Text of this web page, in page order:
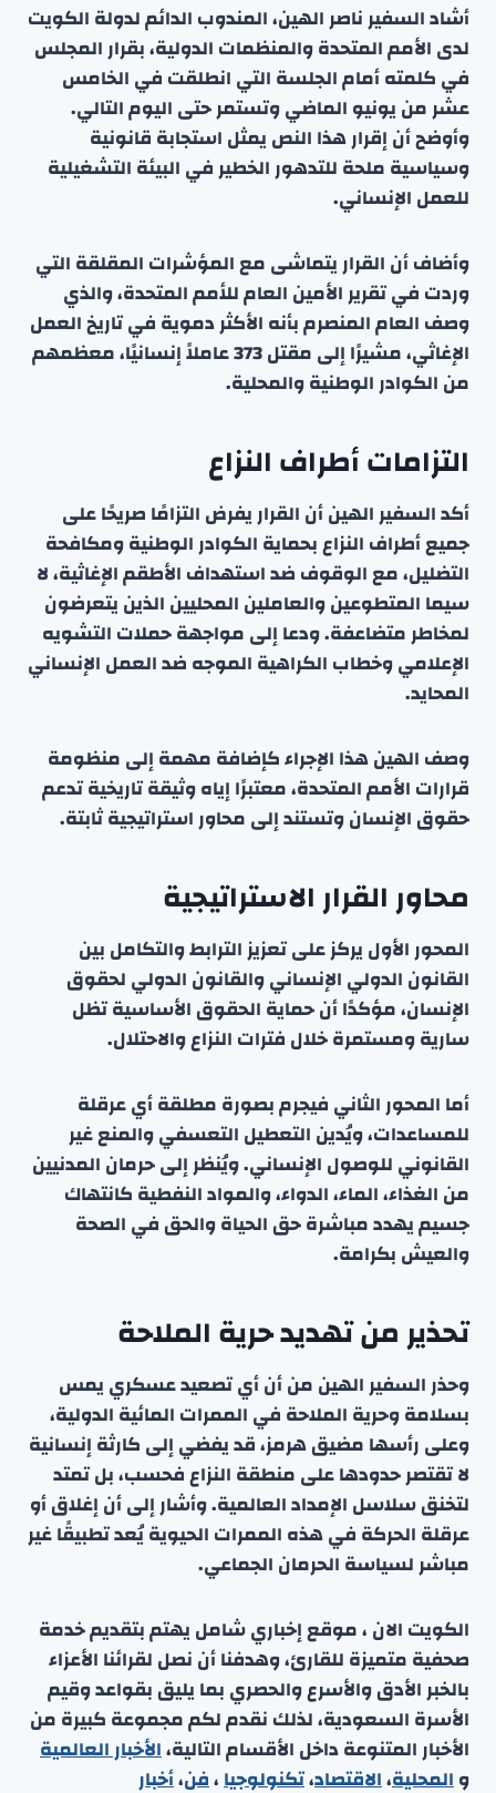
أشاد السفير ناصر الهين، المندوب الدائم لدولة الكويت
لدى الأمم المتحدة والمنظمات الدولية، بقرار المجلس
في كلمته أمام الجلسة التي انطلقت في الخامس
عشر من يونيو الماضي وتستمر حتى اليوم التالي.
وأوضح أن إقرار هذا النص يمثل استجابة قانونية
وسياسية ملحة للتدهور الخطير في البيئة التشغيلية
للعمل الإنساني.
وأضاف أن القرار يتماشى مع المؤشرات المقلقة التي
وردت في تقرير الأمين العام للأمم المتحدة، والذي
وصف العام المنصرم بأنه الأكثر دموية في تاريخ العمل
الإغاثي، مشيرًا إلى مقتل 373 عاملاً إنسانيًا، معظمهم
من الكوادر الوطنية والمحلية.
التزامات أطراف النزاع
أكد السفير الهين أن القرار يفرض التزامًا صريحًا على
جميع أطراف النزاع بحماية الكوادر الوطنية ومكافحة
التضليل، مع الوقوف ضد استهداف الأطقم الإغاثية، لا
سيما المتطوعين والعاملين المحليين الذين يتعرضون
لمخاطر متضاعفة. ودعا إلى مواجهة حملات التشويه
الإعلامي وخطاب الكراهية الموجه ضد العمل الإنساني
المحايد.
وصف الهين هذا الإجراء كإضافة مهمة إلى منظومة
قرارات الأمم المتحدة، معتبرًا إياه وثيقة تاريخية تدعم
حقوق الإنسان وتستند إلى محاور استراتيجية ثابتة.
محاور القرار الاستراتيجية
المحور الأول يركز على تعزيز الترابط والتكامل بين
القانون الدولي الإنساني والقانون الدولي لحقوق
الإنسان، مؤكدًا أن حماية الحقوق الأساسية تظل
سارية ومستمرة خلال فترات النزاع والاحتلال.
أما المحور الثاني فيجرم بصورة مطلقة أي عرقلة
للمساعدات، ويُدين التعطيل التعسفي والمنع غير
القانوني للوصول الإنساني. ويُنظر إلى حرمان المدنيين
من الغذاء، الماء، الدواء، والمواد النفطية كانتهاك
جسيم يهدد مباشرة حق الحياة والحق في الصحة
والعيش بكرامة.
تحذير من تهديد حرية الملاحة
وحذر السفير الهين من أن أي تصعيد عسكري يمس
بسلامة وحرية الملاحة في الممرات المائية الدولية،
وعلى رأسها مضيق هرمز، قد يفضي إلى كارثة إنسانية
لا تقتصر حدودها على منطقة النزاع فحسب، بل تمتد
لتخنق سلاسل الإمداد العالمية. وأشار إلى أن إغلاق أو
عرقلة الحركة في هذه الممرات الحيوية يُعد تطبيقًا غير
مباشر لسياسة الحرمان الجماعي.
الكويت الان ، موقع إخباري شامل يهتم بتقديم خدمة
صحفية متميزة للقارئ، وهدفنا أن نصل لقرائنا الأعزاء
بالخبر الأدق والأسرع والحصري بما يليق بقواعد وقيم
الأسرة السعودية، لذلك نقدم لكم مجموعة كبيرة من
الأخبار المتنوعة داخل الأقسام التالية،الأخبار العالمية
والمحلية،الاقتصاد،تكنولوجيا،فن،أخبار